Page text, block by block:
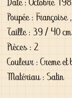
Date : Octobre
Poupée :
Taille : 39 / 40 cm
Pièces : 2
Couleur : Creme et
Matériau : Satin